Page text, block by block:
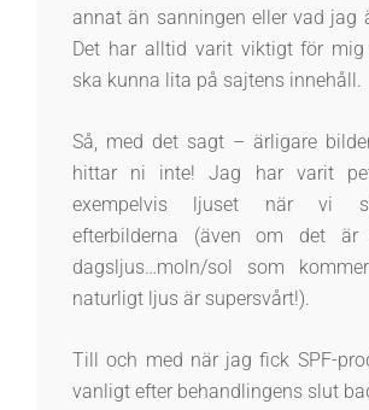
annat än sanningen eller vad jag
Det har alltid varit viktigt för
ska kunna lita på sajtens innehåll.
Så, med det sagt – ärligare
hittar ni inte! Jag har varit
exempelvis ljuset när vi
efterbilderna (även om det är
dagsljus…moln/sol som
naturligt ljus är supersvårt!).
Till och med när jag fick SPF-
vanligt efter behandlingens slut